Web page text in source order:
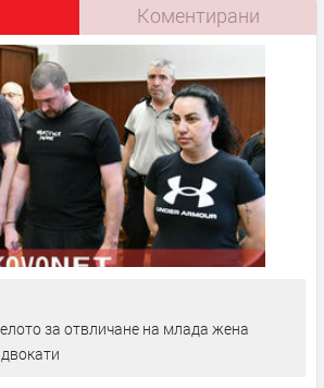
Коментирани
за отвличане на млада жена